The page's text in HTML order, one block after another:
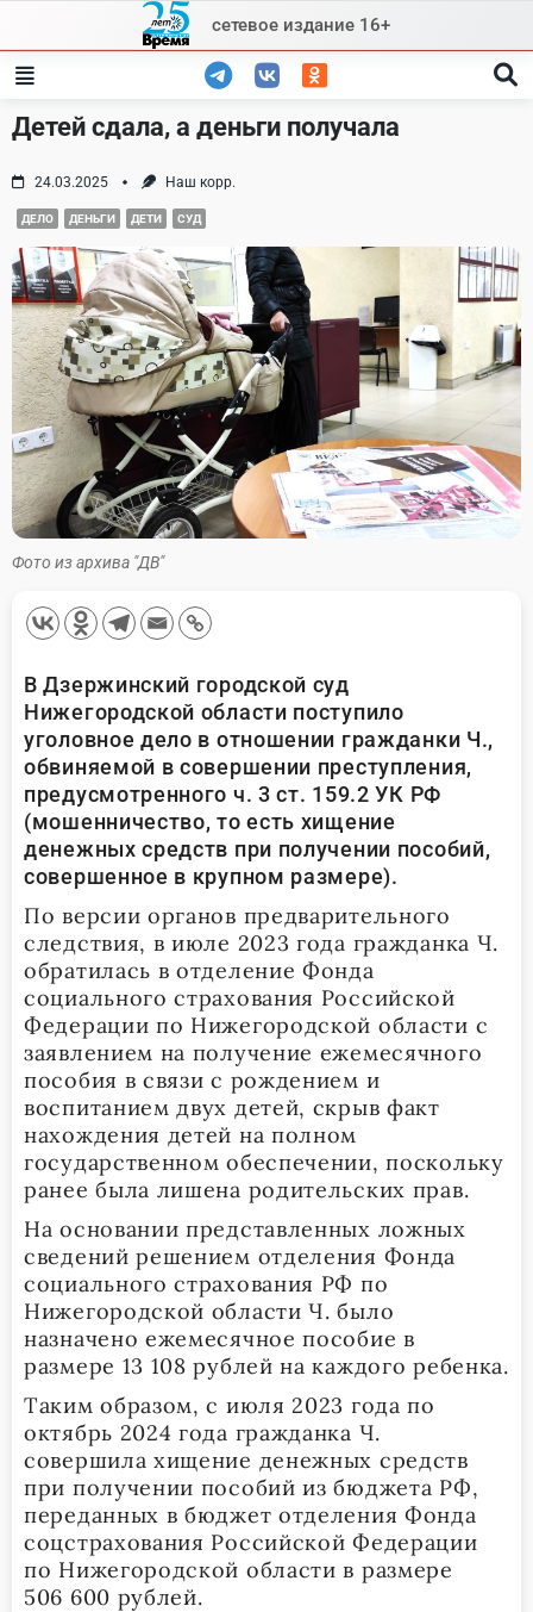
content
сетевое издание 16+
Детей сдала, а деньги получала
24.03.2025 Наш корр.
ДЕЛО ДЕНЬГИ ДЕТИ СУД
Фото из архива "ДВ"
В Дзержинский городской суд
Нижегородской области поступило
уголовное дело в отношении гражданки Ч.,
обвиняемой в совершении преступления,
предусмотренного ч. 3 ст. 159.2 УК РФ
(мошенничество, то есть хищение
денежных средств при получении пособий,
совершенное в крупном размере).
По версии органов предварительного
следствия, в июле 2023 года гражданка Ч.
обратилась в отделение Фонда
социального страхования Российской
Федерации по Нижегородской области с
заявлением на получение ежемесячного
пособия в связи с рождением и
воспитанием двух детей, скрыв факт
нахождения детей на полном
государственном обеспечении, поскольку
ранее была лишена родительских прав.
На основании представленных ложных
сведений решением отделения Фонда
социального страхования РФ по
Нижегородской области Ч. было
назначено ежемесячное пособие в
размере 13 108 рублей на каждого ребенка.
Таким образом, с июля 2023 года по
октябрь 2024 года гражданка Ч.
совершила хищение денежных средств
при получении пособий из бюджета РФ,
переданных в бюджет отделения Фонда
соцстрахования Российской Федерации
по Нижегородской области в размере
506 600 рублей.